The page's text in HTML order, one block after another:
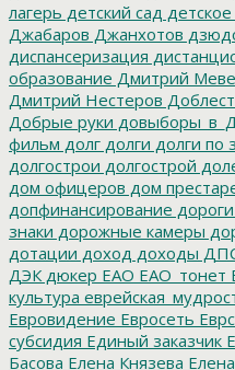
лагерь детский сад
Джабаров Джанхотов
диспансеризация
образование Дмитрий
Дмитрий Нестеров
Добрые руки
фильм долг долги долги по
долгострои долгострой
дом офицеров дом
допфинансирование дороги
знаки дорожные камеры
дотации доход доходы
ДЭК дюкер ЕАО ЕАО_тонет
культура
Евровидение Евросеть
субсидия Единый заказчик
Басова Елена Князева